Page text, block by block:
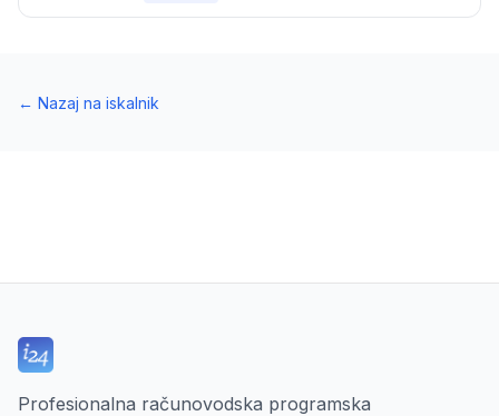
← Nazaj na iskalnik
Profesionalna računovodska programska